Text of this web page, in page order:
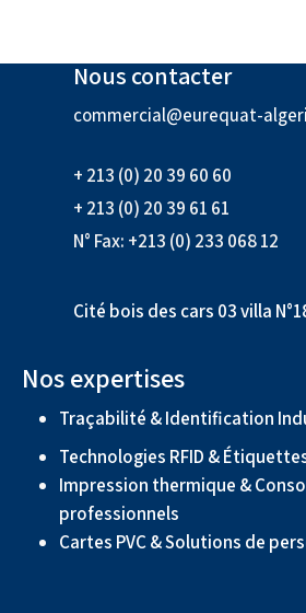
Nous contacter
commercial@eurequat-
+ 213 (0) 20 39 60 60
+ 213 (0) 20 39 61 61
N° Fax: +213 (0) 233 068 12
Cité bois des cars 03 villa
Nos expertises
Traçabilité & Identification
Technologies RFID &
Impression thermique &
professionnels
Cartes PVC & Solutions de